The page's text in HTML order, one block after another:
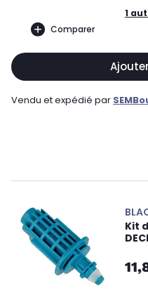
Comparer
1
Vendu et expédié par
Kit